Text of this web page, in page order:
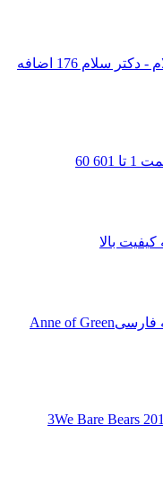
تمامی قسمت کلیپ طنز دکتر سلام - دکتر سلام 176 اضافه
60
1 60
بالا
فارسیAnne of Green
We Bare Bears